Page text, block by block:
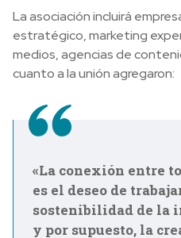
La asociación incluirá
estratégico, marketing
medios, agencias de
cuanto a la unión agregaron:
«La conexión entre
es el deseo de
sostenibilidad de la
y por supuesto, la